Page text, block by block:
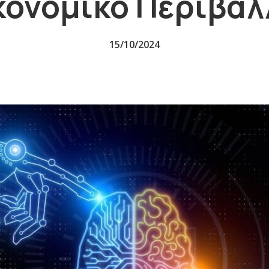
15/10/2024